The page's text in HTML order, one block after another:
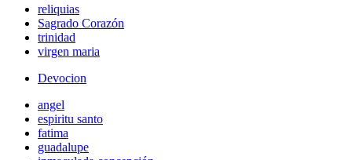
reliquias
Sagrado Corazón
trinidad
virgen maria
Devocion
angel
espiritu santo
fatima
guadalupe